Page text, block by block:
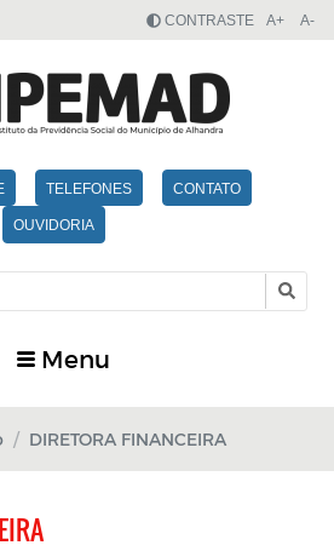
TELEFONES CONTATO
OUVIDORIA
CONTRASTE A+ A-
Menu
DIRETORA FINANCEIRA